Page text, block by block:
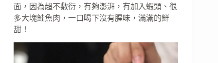
面，因為超不敷衍，有夠澎湃，有加入蝦頭、很
多大塊鮭魚肉，一口喝下沒有腥味，滿滿的鮮
甜！